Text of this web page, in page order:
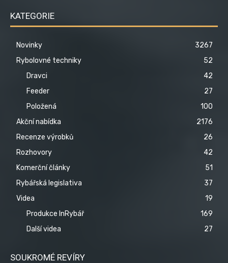
KATEGORIE
Novinky
3267
Rybolovné techniky
52
Dravci
42
Feeder
27
Položená
100
Akční nabídka
2176
Recenze výrobků
26
Rozhovory
42
Komerční články
51
Rybářská legislativa
37
Videa
19
Produkce InRybář
169
Další videa
27
SOUKROMÉ REVÍRY